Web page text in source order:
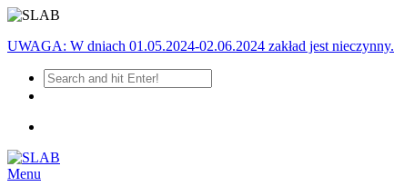
UWAGA: W dniach 01.05.2024-02.06.2024 zakład jest nieczynny.
Menu